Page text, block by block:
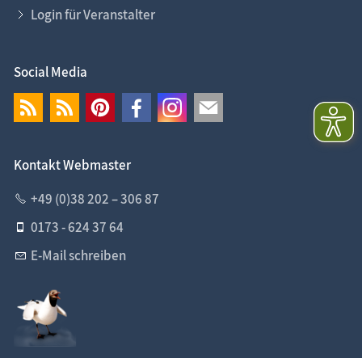
Login für Veranstalter
Social Media
Kontakt Webmaster
+49 (0)38 202 – 306 87
0173 - 624 37 64
E-Mail schreiben